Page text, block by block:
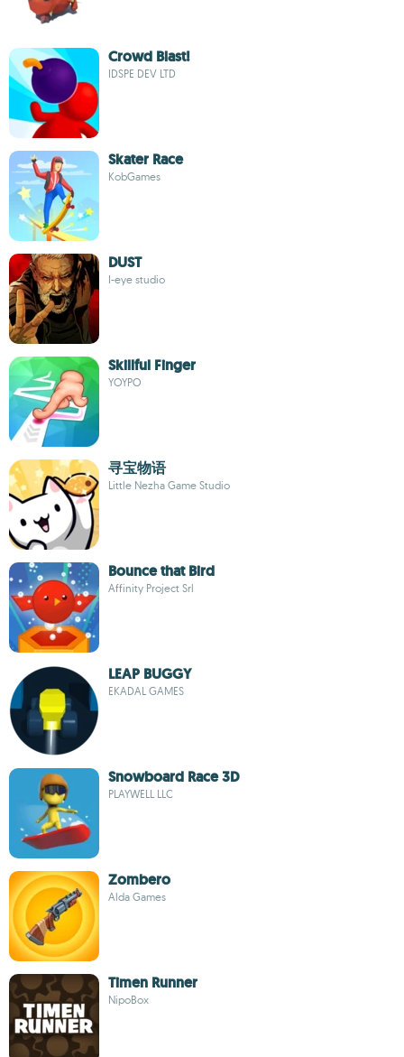
Crowd Blast!
IDSPE DEV LTD
Skater Race
KobGames
DUST
I-eye studio
Skillful Finger
YOYPO
寻宝物语
Little Nezha Game Studio
Bounce that Bird
Affinity Project Srl
LEAP BUGGY
EKADAL GAMES
Snowboard Race 3D
PLAYWELL LLC
Zombero
Alda Games
Timen Runner
NipoBox